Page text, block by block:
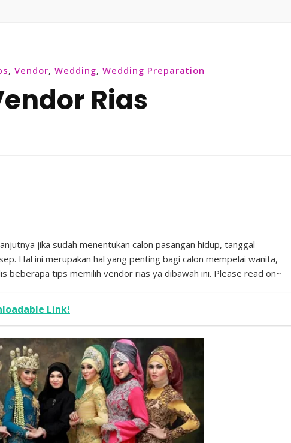
, Vendor, Wedding, Wedding Preparation
Rias
jika sudah menentukan calon pasangan hidup, tanggal
Hal ini merupakan hal yang penting bagi calon mempelai wanita,
beberapa tips memilih vendor rias ya dibawah ini. Please read on~
Link!